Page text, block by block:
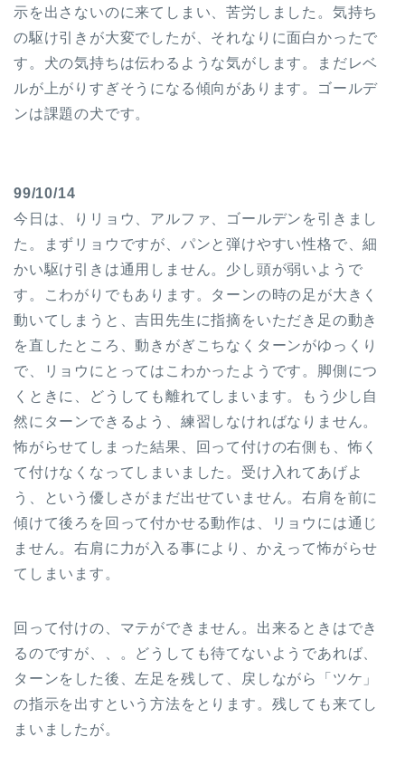
示を出さないのに来てしまい、苦労しました。気持ち
の駆け引きが大変でしたが、それなりに面白かったで
す。犬の気持ちは伝わるような気がします。まだレベ
ルが上がりすぎそうになる傾向があります。ゴールデ
ンは課題の犬です。
99/10/14
今日は、りリョウ、アルファ、ゴールデンを引きまし
た。まずリョウですが、パンと弾けやすい性格で、細
かい駆け引きは通用しません。少し頭が弱いようで
す。こわがりでもあります。ターンの時の足が大きく
動いてしまうと、吉田先生に指摘をいただき足の動き
を直したところ、動きがぎこちなくターンがゆっくり
で、リョウにとってはこわかったようです。脚側につ
くときに、どうしても離れてしまいます。もう少し自
然にターンできるよう、練習しなければなりません。
怖がらせてしまった結果、回って付けの右側も、怖く
て付けなくなってしまいました。受け入れてあげよ
う、という優しさがまだ出せていません。右肩を前に
傾けて後ろを回って付かせる動作は、リョウには通じ
ません。右肩に力が入る事により、かえって怖がらせ
てしまいます。
回って付けの、マテができません。出来るときはでき
るのですが、、。どうしても待てないようであれば、
ターンをした後、左足を残して、戻しながら「ツケ」
の指示を出すという方法をとります。残しても来てし
まいましたが。